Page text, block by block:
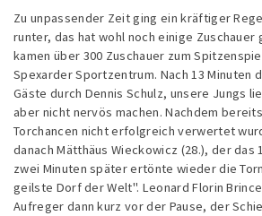
Zu unpassender Zeit ging ein kräftiger
runter, das hat wohl noch einige
kamen über 300 Zuschauer zum
Spexarder Sportzentrum. Nach 13 Minuten
Gäste durch Dennis Schulz, unsere Jungs
aber nicht nervös machen. Nachdem
Torchancen nicht erfolgreich verwertet
danach Mätthäus Wieckowicz (28.), der das
zwei Minuten später ertönte wieder die
geilste Dorf der Welt". Leonard Florin
Aufreger dann kurz vor der Pause, der